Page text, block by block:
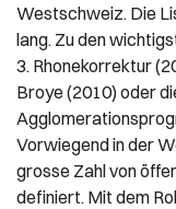
Westschweiz. Die
lang. Zu den
3. Rhonekorrektur
Broye (2010) oder
Vorwiegend in der
grosse Zahl von
definiert. Mit dem